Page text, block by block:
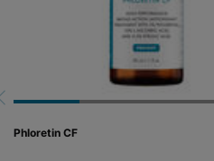
Phloretin CF